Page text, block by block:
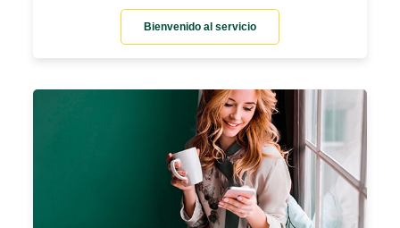
Bienvenido al servicio